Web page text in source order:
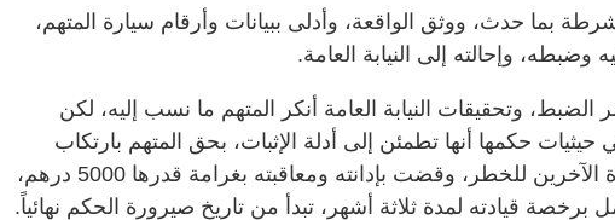
بما حدث، ووثق الواقعة، وأدلى ببيانات وأرقام سيارة المتهم،
وضبطه، وإحالته إلى النيابة العامة.
وتحقيقات النيابة العامة أنكر المتهم ما نسب إليه، لكن
حكمها أنها تطمئن إلى أدلة الإثبات، بحق المتهم بارتكاب
جريمة تعريض حياة الآخرين للخطر، وقضت بإدانته ومعاقبته بغرامة قدرها 5000 درهم،
قيادته لمدة ثلاثة أشهر، تبدأ من تاريخ صيرورة الحكم نهائياً.